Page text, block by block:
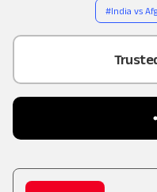
#India vs